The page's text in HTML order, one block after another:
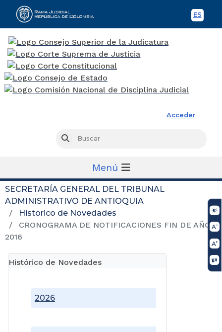
ES
Acceder
Buscar
Menú
SECRETARÍA GENERAL DEL TRIBUNAL
ADMINISTRATIVO DE ANTIOQUIA
Historico de Novedades
CRONOGRAMA DE NOTIFICACIONES FIN DE AÑO
2016
Histórico de Novedades
2026